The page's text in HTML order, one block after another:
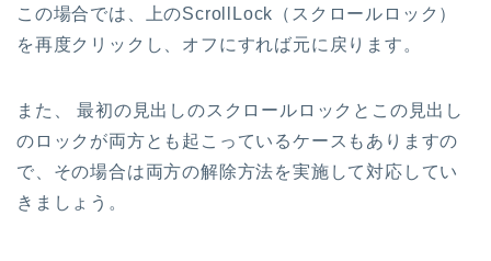
この場合では、上のScrollLock（スクロールロック）
を再度クリックし、オフにすれば元に戻ります。
また、 最初の見出しのスクロールロックとこの見出し
のロックが両方とも起こっているケースもありますの
で、その場合は両方の解除方法を実施して対応してい
きましょう。